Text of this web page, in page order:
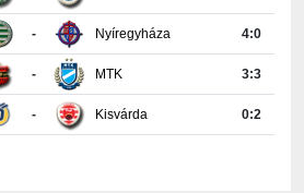
MTK 3:3
Kisvárda 0:2